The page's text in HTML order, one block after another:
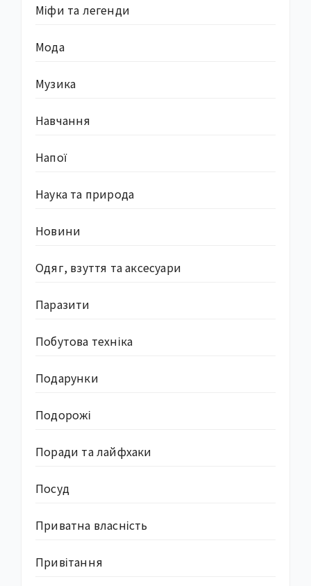
Міфи та легенди
Мода
Музика
Навчання
Напої
Наука та природа
Новини
Одяг, взуття та аксесуари
Паразити
Побутова техніка
Подарунки
Подорожі
Поради та лайфхаки
Посуд
Приватна власність
Привітання